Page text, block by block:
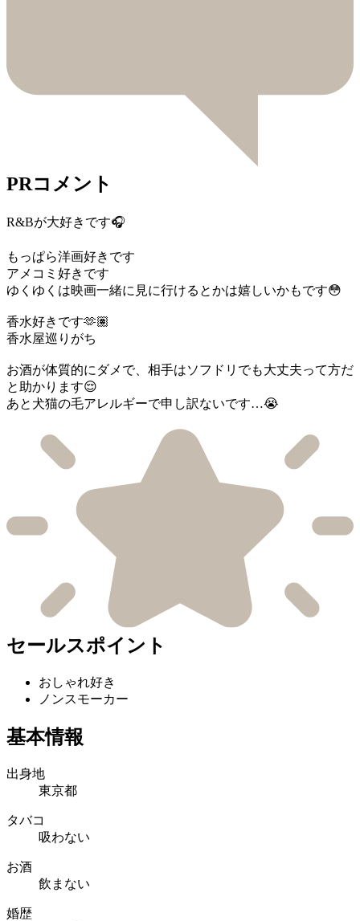
PRコメント
R&Bが大好きです🎧
もっぱら洋画好きです
アメコミ好きです
ゆくゆくは映画一緒に見に行けるとかは嬉しいかもです😳
香水好きです🫶🏽
香水屋巡りがち
お酒が体質的にダメで、相手はソフドリでも大丈夫って方だ
と助かります😌
あと犬猫の毛アレルギーで申し訳ないです…😭
セールスポイント
おしゃれ好き
ノンスモーカー
基本情報
出身地
東京都
タバコ
吸わない
お酒
飲まない
婚歴